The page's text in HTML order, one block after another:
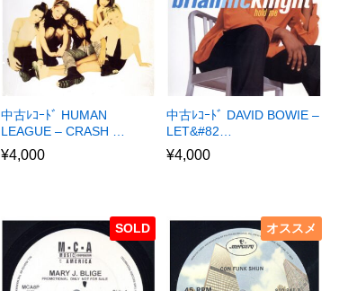
中古ﾚｺｰﾄﾞ HUMAN
LEAGUE – CRASH …
¥4,000
中古ﾚｺｰﾄﾞ DAVID BOWIE –
LET&#82…
¥4,000
SOLD オススメ